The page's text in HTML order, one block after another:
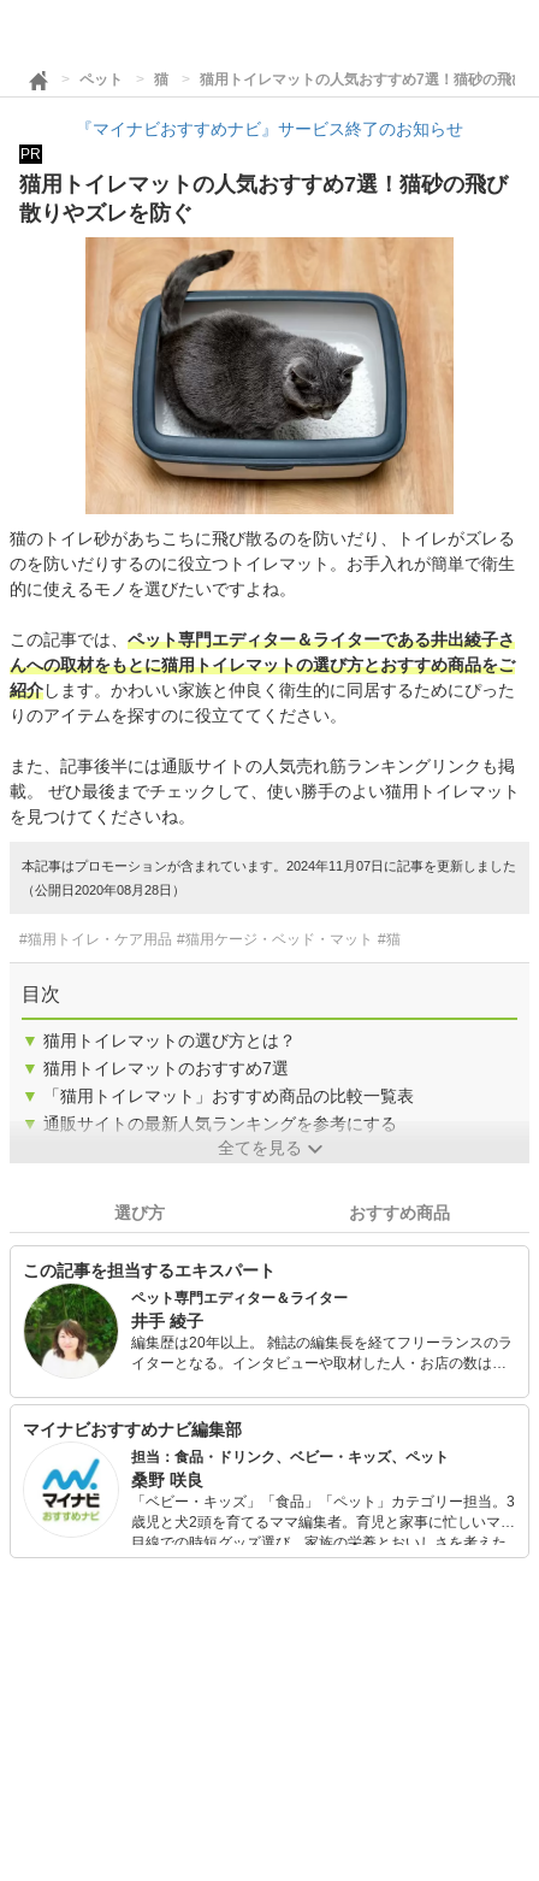
ペット 猫 猫用トイレマットの人気おすすめ7選！猫砂の飛び
『マイナビおすすめナビ』サービス終了のお知らせ
PR
猫用トイレマットの人気おすすめ7選！猫砂の飛び
散りやズレを防ぐ
猫のトイレ砂があちこちに飛び散るのを防いだり、トイレがズレる
のを防いだりするのに役立つトイレマット。お手入れが簡単で衛生
的に使えるモノを選びたいですよね。
この記事では、 ペット専門エディター＆ライターである井出綾子さ
んへの取材をもとに猫用トイレマットの選び方とおすすめ商品をご
紹介します。かわいい家族と仲良く衛生的に同居するためにぴった
りのアイテムを探すのに役立ててください。
また、記事後半には通販サイトの人気売れ筋ランキングリンクも掲
載。 ぜひ最後までチェックして、使い勝手のよい猫用トイレマット
を見つけてくださいね。
本記事はプロモーションが含まれています。2024年11月07日に記事を更新しました
（公開日2020年08月28日）
#猫用トイレ・ケア用品 #猫用ケージ・ベッド・マット #猫
目次
▼ 猫用トイレマットの選び方とは？
▼ 猫用トイレマットのおすすめ7選
▼
「猫用トイレマット」おすすめ商品の比較一覧表
▼ 通販サイトの最新人気ランキングを参考にする
全てを見る
選び方 おすすめ商品
この記事を担当するエキスパート
ペット専門エディター＆ライター
井手 綾子
編集歴は20年以上。 雑誌の編集長を経てフリーランスのラ
イターとなる。インタビューや取材した人・お店の数は
み込む記事までさまざまな記事を執筆している。 中でも、
医療ものや動物関係が得意。今までに買ったことのある動
物は、犬、猫、鳩、インコ、ジュウシマツ、キジ、リス、
ウサギ、カメ、鶏、ウシガエル、金魚、カタツムリ、てん
とう虫、カブトエビなど。
マイナビおすすめナビ編集部
担当：食品・ドリンク、ベビー・キッズ、ペット
桑野 咲良
「ベビー・キッズ」「食品」「ペット」カテゴリー担当。3
歳児と犬2頭を育てるママ編集者。育児と家事に忙しいママ
目線での時短グッズ選び、家族の栄養とおいしさを考えた
食品選び、束の間のリラックスタイムを楽しむためのスイ